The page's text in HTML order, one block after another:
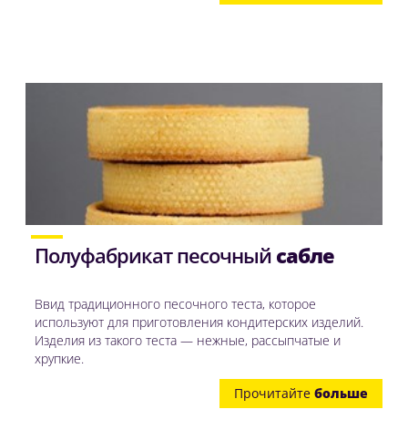
Полуфабрикат песочный сабле
Ввид традиционного песочного теста, которое
используют для приготовления кондитерских изделий.
Изделия из такого теста — нежные, рассыпчатые и
хрупкие.
Прочитайте больше